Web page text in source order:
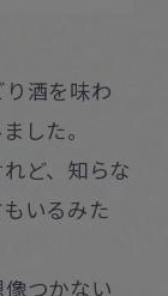
酒を味わ
した。
ど、知らな
いるみた
つかない